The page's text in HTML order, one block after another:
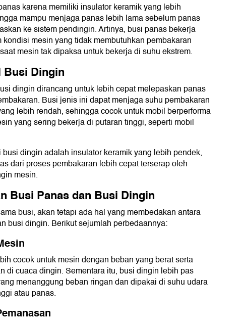
karena memiliki insulator keramik yang lebih
mampu menjaga panas lebih lama sebelum panas
ke sistem pendingin. Artinya, busi panas bekerja
mesin yang tidak membutuhkan pembakaran
mesin tak dipaksa untuk bekerja di suhu ekstrem.
Busi Dingin
dingin dirancang untuk lebih cepat melepaskan panas
Busi jenis ini dapat menjaga suhu pembakaran
lebih rendah, sehingga cocok untuk mobil berperforma
yang sering bekerja di putaran tinggi, seperti mobil
dingin adalah insulator keramik yang lebih pendek,
dari proses pembakaran lebih cepat terserap oleh
mesin.
Busi Panas dan Busi Dingin
busi, akan tetapi ada hal yang membedakan antara
busi dingin. Berikut sejumlah perbedaannya:
cocok untuk mesin dengan beban yang berat serta
di cuaca dingin. Sementara itu, busi dingin lebih pas
menanggung beban ringan dan dipakai di suhu udara
atau panas.